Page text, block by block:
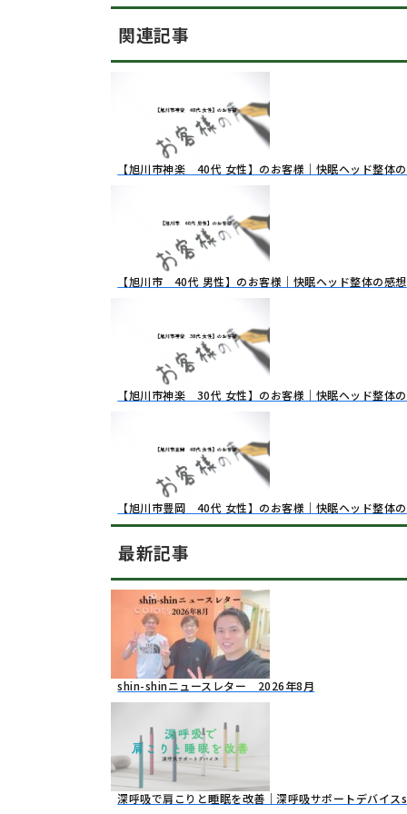
関連記事
【旭川市神楽 40代 女性】のお客様｜快眠ヘッド整体
【旭川市 40代 男性】のお客様｜快眠ヘッド整体の感想
【旭川市神楽 30代 女性】のお客様｜快眠ヘッド整体
【旭川市豊岡 40代 女性】のお客様｜快眠ヘッド整体
最新記事
shin-shinニュースレター 2026年8月
深呼吸で肩こりと睡眠を改善｜深呼吸サポートデバイ